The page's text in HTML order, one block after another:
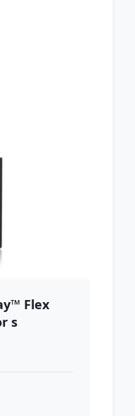
Flex
s